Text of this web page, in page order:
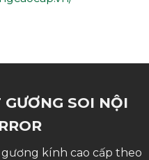
SOI NỘI
kính cao cấp theo